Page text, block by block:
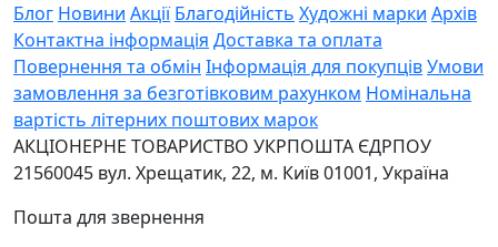
Блог Новини Акції Благодійність Художні марки Архів
Контактна інформація Доставка та оплата
Повернення та обмін Інформація для покупцівУмови
замовлення за безготівковим рахунком Номінальна
вартість літерних поштових марок
АКЦІОНЕРНЕ ТОВАРИСТВО УКРПОШТА ЄДРПОУ
21560045 вул. Хрещатик, 22, м. Київ01001, Україна
Пошта для звернення